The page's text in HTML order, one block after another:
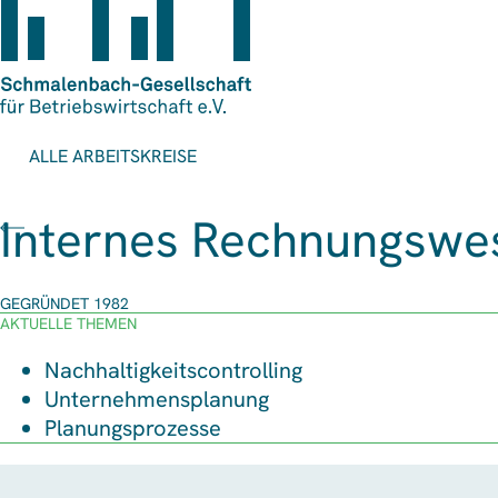
ALLE ARBEITSKREISE
Internes
GEGRÜNDET 1982
AKTUELLE THEMEN
Nachhaltigkeitscontrolling
Unternehmensplanung
Planungsprozesse